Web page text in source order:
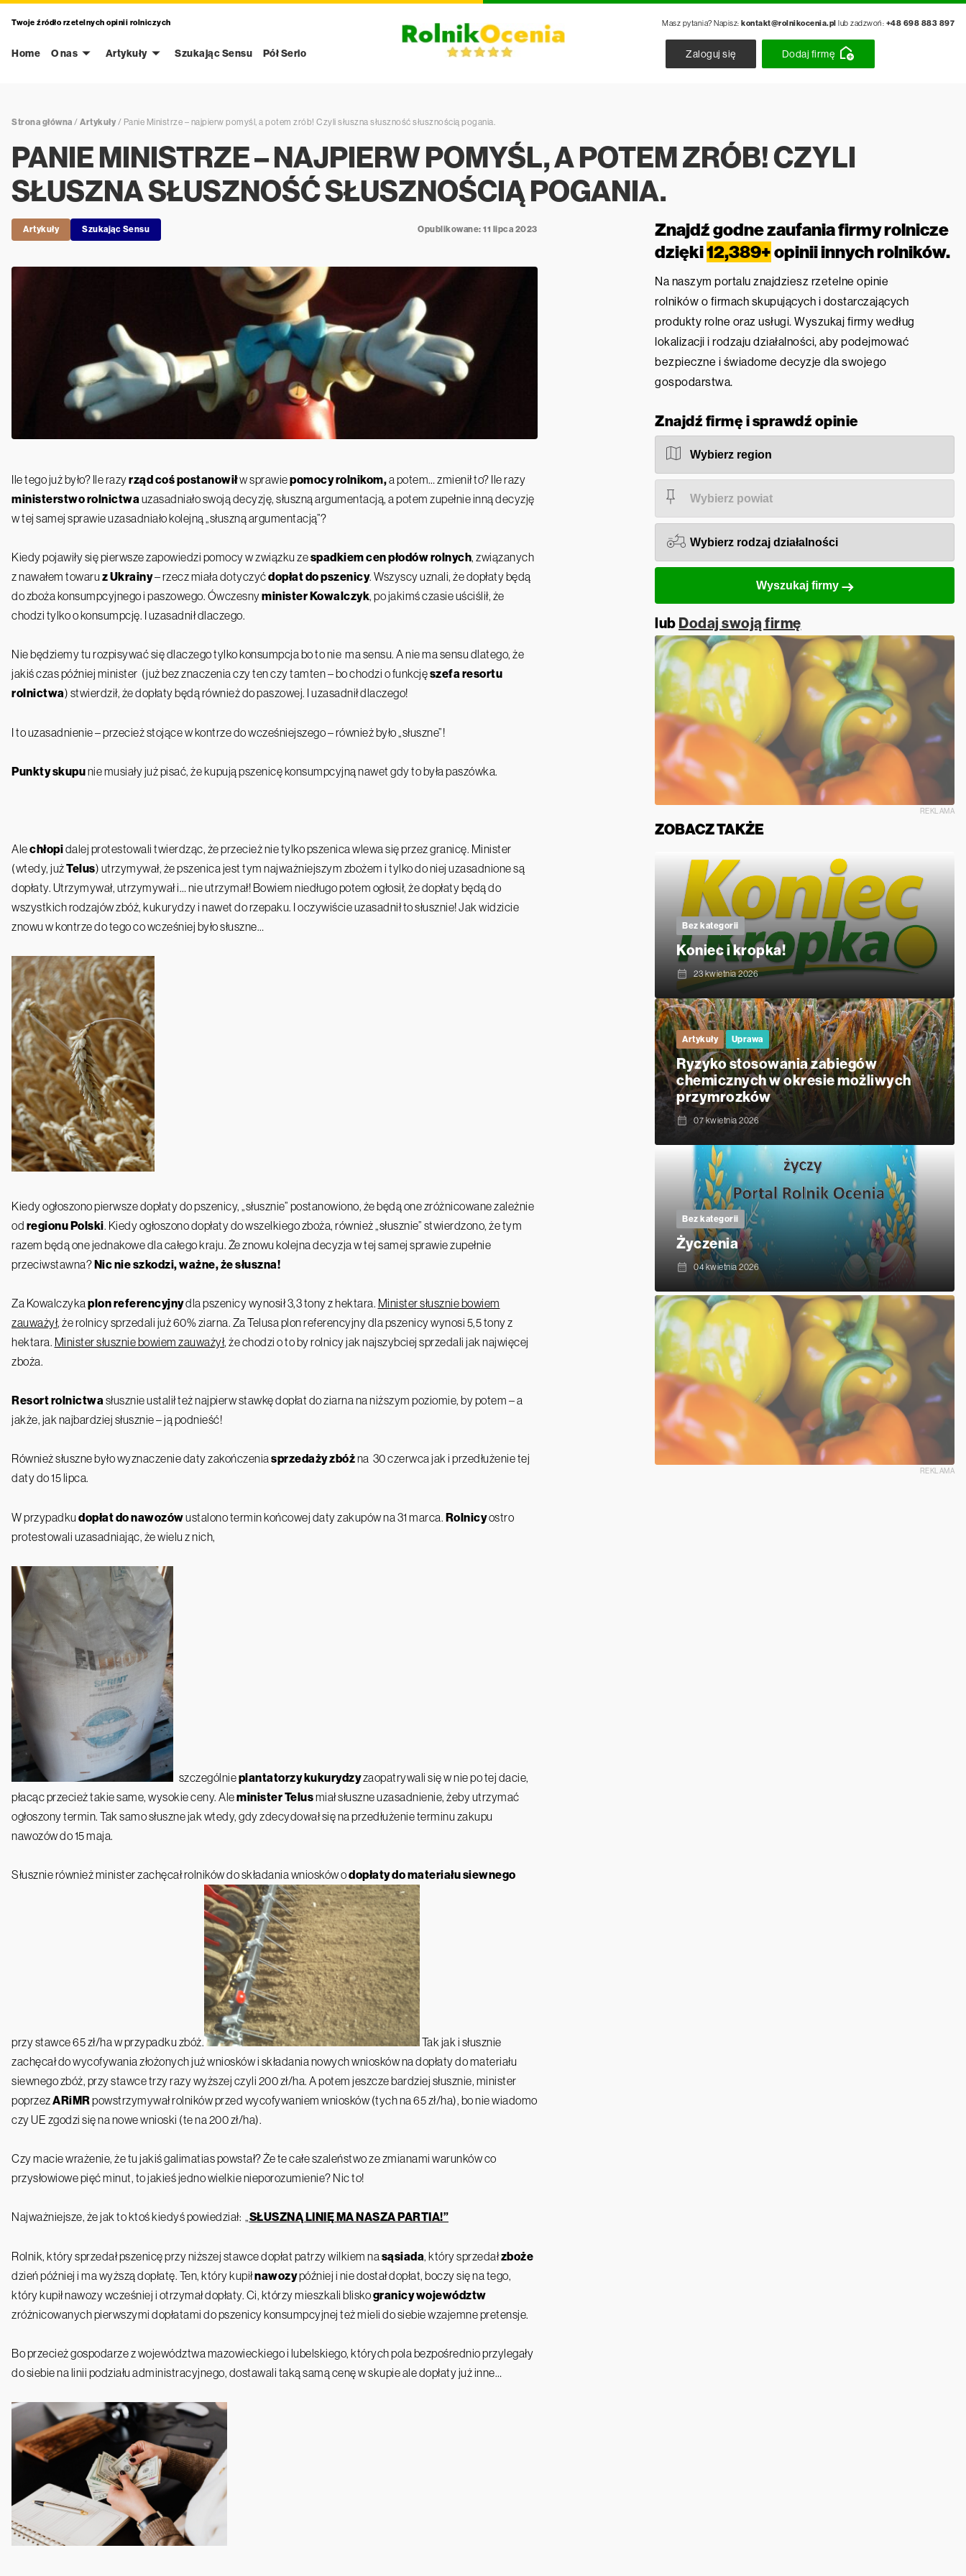
Twoje źródło rzetelnych opinii rolniczych
Home O nas Artykuły Szukając Sensu Pół Serio
Masz pytania? Napisz: kontakt@rolnikocenia.pl lub zadzwoń: +48 698 883 897
Zaloguj się Dodaj firmę
Strona główna / Artykuły / Panie Ministrze – najpierw pomyśl, a potem zrób! Czyli słuszna słuszność słusznością pogania.
PANIE MINISTRZE – NAJPIERW POMYŚL, A POTEM ZRÓB! CZYLI
SŁUSZNA SŁUSZNOŚĆ SŁUSZNOŚCIĄ POGANIA.
Artykuły Szukając Sensu Opublikowane: 11 lipca 2023
Ile tego już było? Ile razyrząd coś postanowiłw sprawiepomocy rolnikom,a potem… zmienił to? Ile razy
ministerstwo rolnictwauzasadniało swoją decyzję, słuszną argumentacją, a potem zupełnie inną decyzję
w tej samej sprawie uzasadniało kolejną „słuszną argumentacją”?
Kiedy pojawiły się pierwsze zapowiedzi pomocy w związku zespadkiem cen płodów rolnych, związanych
z nawałem towaru z Ukrainy– rzecz miała dotyczyćdopłat do pszenicy. Wszyscy uznali, że dopłaty będą
do zboża konsumpcyjnego i paszowego. Ówczesnyminister Kowalczyk, po jakimś czasie uściślił, że
chodzi tylko o konsumpcję. I uzasadnił dlaczego.
Nie będziemy tu rozpisywać się dlaczego tylko konsumpcja bo to nie ma sensu. A nie ma sensu dlatego, że
jakiś czas później minister (już bez znaczenia czy ten czy tamten – bo chodzi o funkcjęszefaresortu
rolnictwa) stwierdził, że dopłaty będą również do paszowej. I uzasadnił dlaczego!
I to uzasadnienie – przecież stojące w kontrze do wcześniejszego – również było „słuszne”!
Punkty skupunie musiały już pisać, że kupują pszenicę konsumpcyjną nawet gdy to była paszówka.
Alechłopidalej protestowali twierdząc, że przecież nie tylko pszenica wlewa się przez granicę. Minister
(wtedy, jużTelus) utrzymywał, że pszenica jest tym najważniejszym zbożem i tylko do niej uzasadnione są
dopłaty. Utrzymywał, utrzymywał i… nie utrzymał! Bowiem niedługo potem ogłosił, że dopłaty będą do
wszystkich rodzajów zbóż, kukurydzy i nawet do rzepaku. I oczywiście uzasadnił to słusznie! Jak widzicie
znowu w kontrze do tego co wcześniej było słuszne…
Kiedy ogłoszono pierwsze dopłaty do pszenicy, „słusznie” postanowiono, że będą one zróżnicowane zależnie
od regionu Polski. Kiedy ogłoszono dopłaty do wszelkiego zboża, również „słusznie” stwierdzono, że tym
razem będą one jednakowe dla całego kraju. Że znowu kolejna decyzja w tej samej sprawie zupełnie
przeciwstawna?Nic nie szkodzi, ważne, że słuszna!
Za Kowalczyka plon referencyjnydla pszenicy wynosił 3,3 tony z hektara. Minister słusznie bowiem
zauważył, że rolnicy sprzedali już 60% ziarna. Za Telusa plon referencyjny dla pszenicy wynosi 5,5 tony z
hektara. Minister słusznie bowiem zauważył, że chodzi o to by rolnicy jak najszybciej sprzedali jak najwięcej
zboża.
Resort rolnictwasłusznie ustalił też najpierw stawkę dopłat do ziarna na niższym poziomie, by potem – a
jakże, jak najbardziej słusznie – ją podnieść!
Również słuszne było wyznaczenie daty zakończenia sprzedaży zbóżna 30 czerwca jak i przedłużenie tej
daty do 15 lipca.
W przypadku dopłat do nawozówustalono termin końcowej daty zakupów na 31 marca. Rolnicyostro
protestowali uzasadniając, że wielu z nich,
szczególnieplantatorzy kukurydzyzaopatrywali się w nie po tej dacie,
płacąc przecież takie same, wysokie ceny. Aleminister Telusmiał słuszne uzasadnienie, żeby utrzymać
ogłoszony termin. Tak samo słuszne jak wtedy, gdy zdecydował się na przedłużenie terminu zakupu
nawozów do 15 maja.
Słusznie również minister zachęcał rolników do składania wniosków odopłaty do materiału siewnego
przy stawce 65 zł/ha w przypadku zbóż.
Tak jak i słusznie
zachęcał do wycofywania złożonych już wniosków i składania nowych wniosków na dopłaty do materiału
siewnego zbóż, przy stawce trzy razy wyższej czyli 200 zł/ha. A potem jeszcze bardziej słusznie, minister
poprzezARiMRpowstrzymywał rolników przed wycofywaniem wniosków (tych na 65 zł/ha), bo nie wiadomo
czy UE zgodzi się na nowe wnioski (te na 200 zł/ha).
Czy macie wrażenie, że tu jakiś galimatias powstał? Że te całe szaleństwo ze zmianami warunków co
przysłowiowe pięć minut, to jakieś jedno wielkie nieporozumienie? Nic to!
Najważniejsze, że jak to ktoś kiedyś powiedział: „SŁUSZNĄ LINIĘ MA NASZA PARTIA!”
Rolnik, który sprzedał pszenicę przy niższej stawce dopłat patrzy wilkiem na sąsiada , który sprzedałzboże
dzień później i ma wyższą dopłatę. Ten, który kupiłnawozypóźniej i nie dostał dopłat, boczy się na tego,
który kupił nawozy wcześniej i otrzymał dopłaty. Ci, którzy mieszkali bliskogranicy województw
zróżnicowanych pierwszymi dopłatami do pszenicy konsumpcyjnej też mieli do siebie wzajemne pretensje.
Bo przecież gospodarze z województwa mazowieckiego i lubelskiego, których pola bezpośrednio przylegały
do siebie na linii podziału administracyjnego, dostawali taką samą cenę w skupie ale dopłaty już inne…
Znajdź godne zaufania firmy rolnicze
dzięki12,389+opinii innych rolników.
Na naszym portalu znajdziesz rzetelne opinie
rolników o firmach skupujących i dostarczających
produkty rolne oraz usługi. Wyszukaj firmy według
lokalizacji i rodzaju działalności, aby podejmować
bezpieczne i świadome decyzje dla swojego
gospodarstwa.
Znajdź firmę i sprawdź opinie
Wyszukaj firmy
lub Dodaj swoją firmę
REKLAMA
ZOBACZ TAKŻE
Bez kategorii
Koniec i kropka!
23 kwietnia 2026
Artykuły Uprawa
Ryzyko stosowania zabiegów
chemicznych w okresie możliwych
przymrozków
07 kwietnia 2026
Bez kategorii
Życzenia
04 kwietnia 2026
REKLAMA